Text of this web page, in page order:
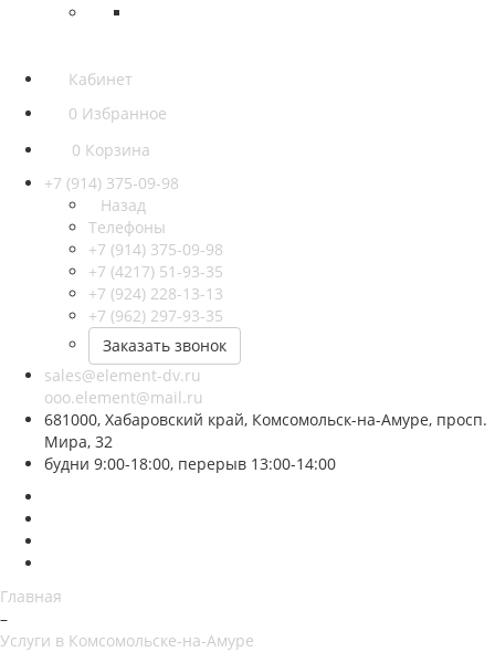
Кабинет
0 Избранное
0 Корзина
+7 (914) 375-09-98
Назад
Телефоны
+7 (914) 375-09-98
+7 (4217) 51-93-35
+7 (924) 228-13-13
+7 (962) 297-93-35
Заказать звонок
sales@element-dv.ru
ooo.element@mail.ru
681000, Хабаровский край, Комсомольск-на-Амуре, просп.
Мира, 32
будни 9:00-18:00, перерыв 13:00-14:00
Главная
–
Услуги в Комсомольске-на-Амуре